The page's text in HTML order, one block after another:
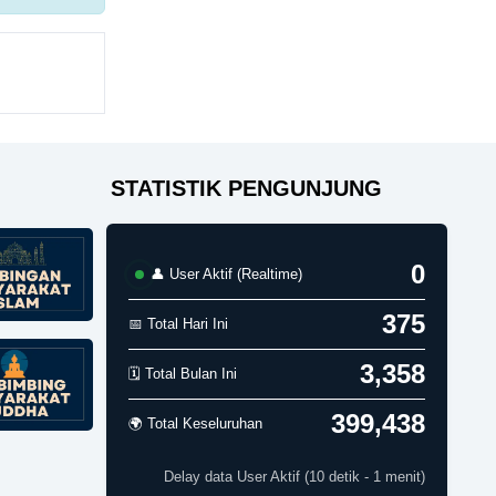
STATISTIK PENGUNJUNG
👤 User Aktif (Realtime) 0
📅 Total Hari Ini 375
🗓️ Total Bulan Ini 3,358
🌍 Total Keseluruhan 399,438
Delay data User Aktif (10 detik - 1 menit)